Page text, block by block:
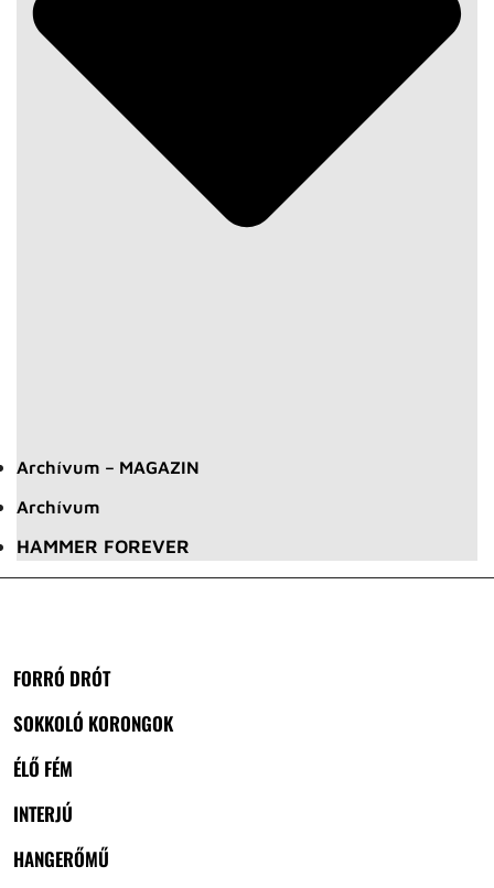
Archívum – MAGAZIN
Archívum
HAMMER FOREVER
FORRÓ DRÓT
SOKKOLÓ KORONGOK
ÉLŐ FÉM
INTERJÚ
HANGERŐMŰ